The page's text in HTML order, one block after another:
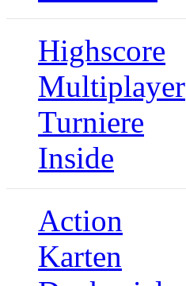
Highscore
Multiplayer
Turniere
Inside
Action
Karten